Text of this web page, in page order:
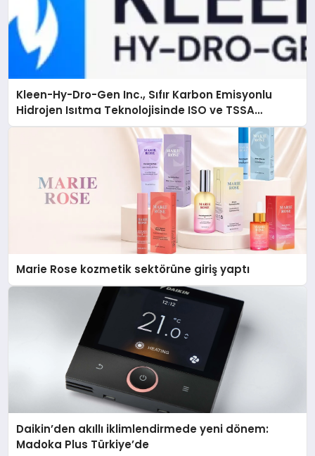
Kleen-Hy-Dro-Gen Inc., Sıfır Karbon Emisyonlu
Hidrojen Isıtma Teknolojisinde ISO ve TSSA
Düzenleyici Onaylarını Aldı
Marie Rose kozmetik sektörüne giriş yaptı
Daikin’den akıllı iklimlendirmede yeni dönem:
Madoka Plus Türkiye’de